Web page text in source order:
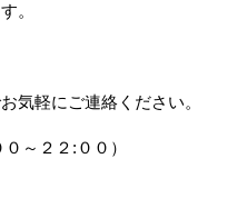
。
気軽にご連絡ください。
～２２:００）